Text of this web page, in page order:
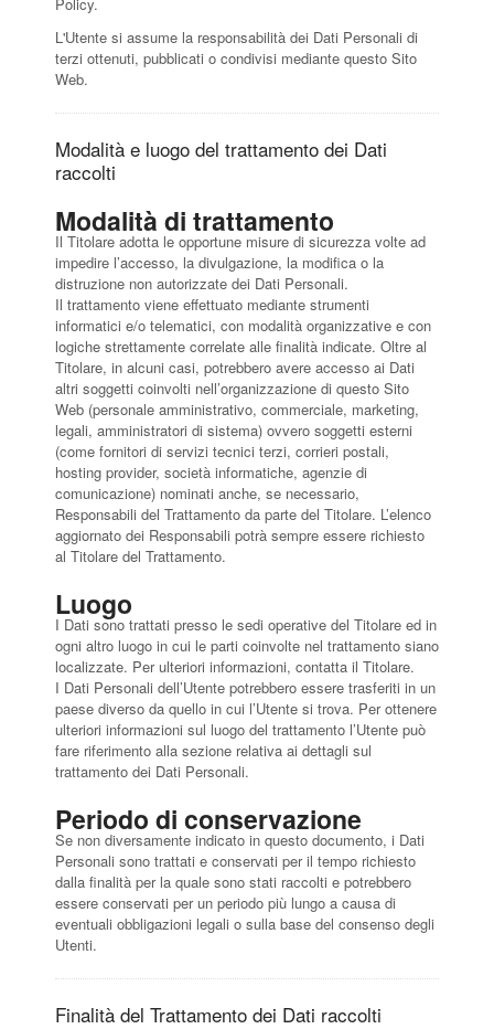
L'Utente si assume la responsabilità dei Dati Personali di
terzi ottenuti, pubblicati o condivisi mediante questo Sito
Web.
Modalità e luogo del trattamento dei Dati
raccolti
Modalità di trattamento
Il Titolare adotta le opportune misure di sicurezza volte ad
impedire l’accesso, la divulgazione, la modifica o la
distruzione non autorizzate dei Dati Personali.
Il trattamento viene effettuato mediante strumenti
informatici e/o telematici, con modalità organizzative e con
logiche strettamente correlate alle finalità indicate. Oltre al
Titolare, in alcuni casi, potrebbero avere accesso ai Dati
altri soggetti coinvolti nell’organizzazione di questo Sito
Web (personale amministrativo, commerciale, marketing,
legali, amministratori di sistema) ovvero soggetti esterni
(come fornitori di servizi tecnici terzi, corrieri postali,
hosting provider, società informatiche, agenzie di
comunicazione) nominati anche, se necessario,
Responsabili del Trattamento da parte del Titolare. L’elenco
aggiornato dei Responsabili potrà sempre essere richiesto
al Titolare del Trattamento.
Luogo
I Dati sono trattati presso le sedi operative del Titolare ed in
ogni altro luogo in cui le parti coinvolte nel trattamento siano
localizzate. Per ulteriori informazioni, contatta il Titolare.
I Dati Personali dell’Utente potrebbero essere trasferiti in un
paese diverso da quello in cui l’Utente si trova. Per ottenere
ulteriori informazioni sul luogo del trattamento l’Utente può
fare riferimento alla sezione relativa ai dettagli sul
trattamento dei Dati Personali.
Periodo di conservazione
Se non diversamente indicato in questo documento, i Dati
Personali sono trattati e conservati per il tempo richiesto
dalla finalità per la quale sono stati raccolti e potrebbero
essere conservati per un periodo più lungo a causa di
eventuali obbligazioni legali o sulla base del consenso degli
Utenti.
Finalità del Trattamento dei Dati raccolti